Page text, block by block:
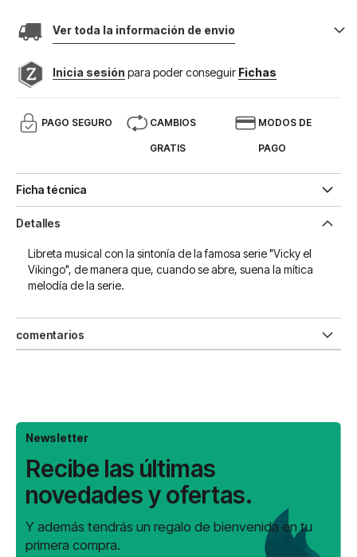
Ver toda la información de envio
Inicia sesión para poder conseguir Fichas
PAGO SEGURO CAMBIOS
GRATIS
MODOS DE
PAGO
Ficha técnica
Detalles
Libreta musical con la sintonía de la famosa serie "Vicky el
Vikingo", de manera que, cuando se abre, suena la mítica
melodía de la serie.
comentarios
Newsletter
Recibe las últimas
novedades y ofertas.
Y además tendrás un regalo de bienvenida en tu
primera compra.